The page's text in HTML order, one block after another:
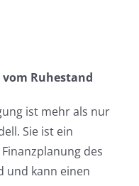
vom Ruhestand
ist mehr als nur
Sie ist ein
des
und kann einen